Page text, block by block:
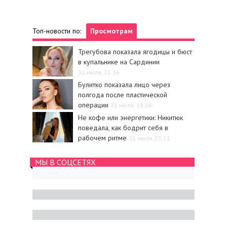
Топ-новости по: Просмотрам
Трегубова показала ягодицы и бюст
в купальнике на Сардинии
31 июля, 21:36
Булитко показала лицо через
полгода после пластической
операции 31 июля, 18:04
Не кофе или энергетики: Никитюк
поведала, как бодрит себя в
рабочем ритме 31 июля, 23:11
МЫ В СОЦСЕТЯХ